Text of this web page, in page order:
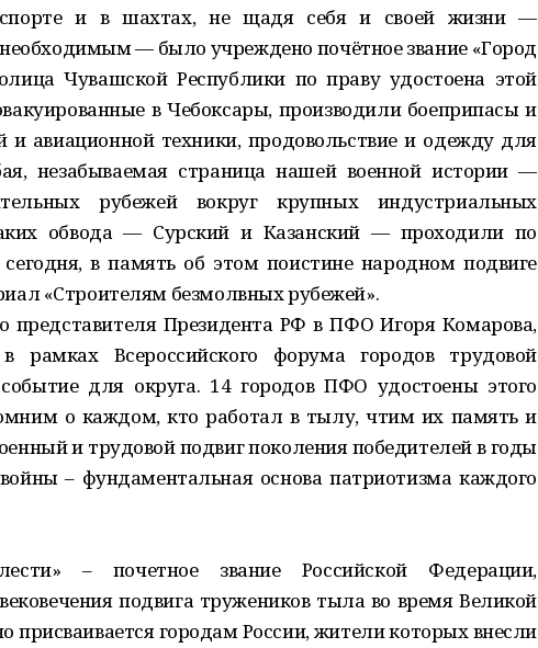
и в шахтах, не щадя себя и своей жизни —
— было учреждено почётное звание «Город
Чувашской Республики по праву удостоена этой
в Чебоксары, производили боеприпасы и
и авиационной техники, продовольствие и одежду для
незабываемая страница нашей военной истории —
рубежей вокруг крупных индустриальных
обвода — Сурский и Казанский — проходили по
в память об этом поистине народном подвиге
«Строителям безмолвных рубежей».
представителя Президента РФ в ПФО Игоря Комарова,
рамках Всероссийского форума городов трудовой
для округа. 14 городов ПФО удостоены этого
о каждом, кто работал в тылу, чтим их память и
и трудовой подвиг поколения победителей в годы
– фундаментальная основа патриотизма каждого
– почетное звание Российской Федерации,
подвига тружеников тыла во время Великой
присваивается городам России, жители которых внесли